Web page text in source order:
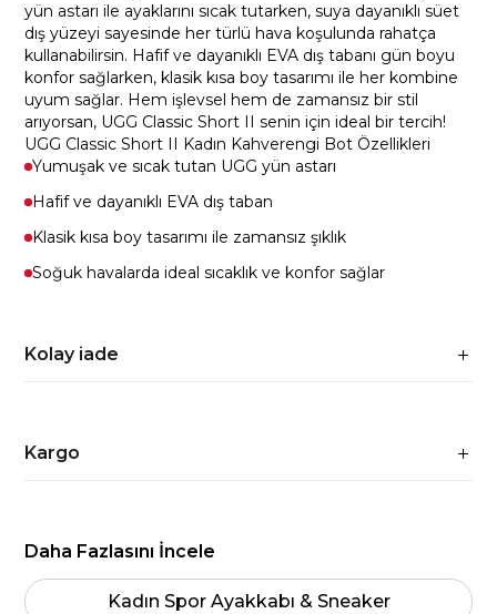
yün astarı ile ayaklarını sıcak tutarken, suya dayanıklı süet
dış yüzeyi sayesinde her türlü hava koşulunda rahatça
kullanabilirsin. Hafif ve dayanıklı EVA dış tabanı gün boyu
konfor sağlarken, klasik kısa boy tasarımı ile her kombine
uyum sağlar. Hem işlevsel hem de zamansız bir stil
arıyorsan, UGG Classic Short II senin için ideal bir tercih!
UGG Classic Short II Kadın Kahverengi Bot Özellikleri
Yumuşak ve sıcak tutan UGG yün astarı
Hafif ve dayanıklı EVA dış taban
Klasik kısa boy tasarımı ile zamansız şıklık
Soğuk havalarda ideal sıcaklık ve konfor sağlar
Kolay iade
Kargo
Daha Fazlasını İncele
Kadın Spor Ayakkabı & Sneaker